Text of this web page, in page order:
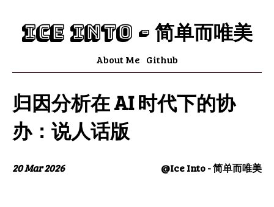
Ice Into - 简单而唯美
About Me Github
归因分析在 AI 时代下的协
办：说人话版
20 Mar 2026 @Ice Into - 简单而唯美